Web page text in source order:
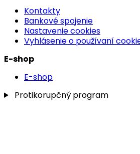
Kontakty
Bankové spojenie
Nastavenie cookies
Vyhlásenie o používaní
E-shop
E-shop
Protikorupčný program